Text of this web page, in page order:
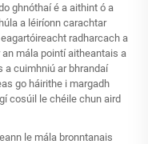
ghnóthaí é a aithint ó a
a léiríonn carachtar
radharcach a
mála pointí aitheantais a
a cuimhniú ar bhrandaí
go háirithe i margadh
cosúil le chéile chun aird
le mála bronntanais